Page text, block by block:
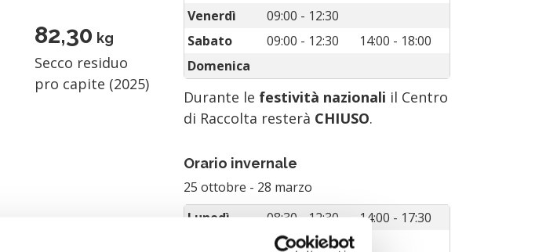
84,08 kg
Secco residuo
pro capite (2025)
Venerdì
09:00 - 12:30
Sabato
09:00 - 12:30
14:00 - 18:00
Domenica
Durante le festività nazionali il Centro
di Raccolta resterà CHIUSO.
Orario invernale
25 ottobre - 28 marzo
Lunedì
08:30 - 12:30
14:00 - 17:30
08:30 - 12:30